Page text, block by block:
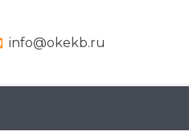
info@okekb.ru